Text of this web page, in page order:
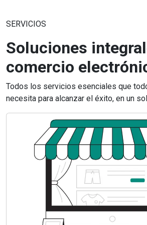
SERVICIOS
Soluciones
comercio
Todos los servicios esenciales que
necesita para alcanzar el éxito, en un